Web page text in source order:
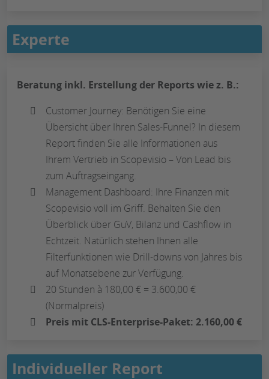
Experte
Beratung inkl. Erstellung der Reports wie z. B.:
Customer Journey: Benötigen Sie eine
Übersicht über Ihren Sales-Funnel? In diesem
Report finden Sie alle Informationen aus
Ihrem Vertrieb in Scopevisio – Von Lead bis
zum Auftragseingang.
Management Dashboard: Ihre Finanzen mit
Scopevisio voll im Griff. Behalten Sie den
Überblick über GuV, Bilanz und Cashflow in
Echtzeit. Natürlich stehen Ihnen alle
Filterfunktionen wie Drill-downs von Jahres bis
auf Monatsebene zur Verfügung.
20 Stunden à 180,00 € = 3.600,00 €
(Normalpreis)
Preis mit CLS-Enterprise-Paket: 2.160,00 €
Individueller Report